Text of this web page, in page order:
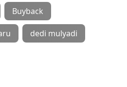
Buyback
dedi mulyadi